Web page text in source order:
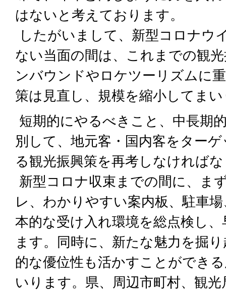
はないと考えております。
したがいまして、新型コロナウ
ない当面の間は、これまでの観
ンバウンドやロケツーリズムに
策は見直し、規模を縮小してま
短期的にやるべきこと、中長期
別して、地元客・国内客をター
る観光振興策を再考しなければ
新型コロナ収束までの間に、ま
レ、わかりやすい案内板、駐車
本的な受け入れ環境を総点検し
ます。同時に、新たな魅力を掘
的な優位性も活かすことができ
いります。県、周辺市町村、観